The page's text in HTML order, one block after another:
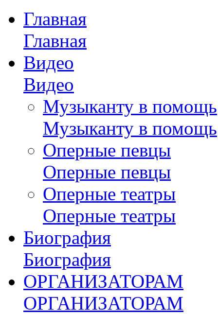
Главная
Главная
Видео
Видео
Музыканту в помощь
Музыканту в помощь
Оперные певцы
Оперные певцы
Оперные театры
Оперные театры
Биография
Биография
ОРГАНИЗАТОРАМ
ОРГАНИЗАТОРАМ